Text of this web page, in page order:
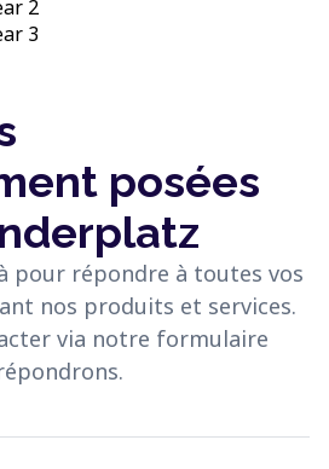
posées
pour répondre à toutes vos
nos produits et services.
via notre formulaire